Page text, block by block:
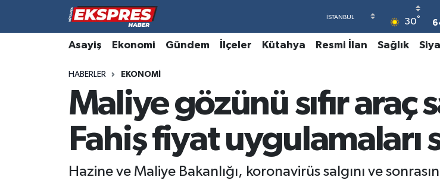
30°
Asayiş Ekonomi Gündem İlçeler Kütahya Resmi İlan Sağlık
HABERLER EKONOMI
Maliye gözünü sıfır araç
Fahiş fiyat uygulamaları
Hazine ve Maliye Bakanlığı, koronavirüs salgını ve
Altıntaş
Aslanapa
Biyografiler
Hava Durumu
Trafik Durumu
Süper Lig Puan Durumu ve Fikstür
Tüm Manşetler
Son Dakika Haberleri